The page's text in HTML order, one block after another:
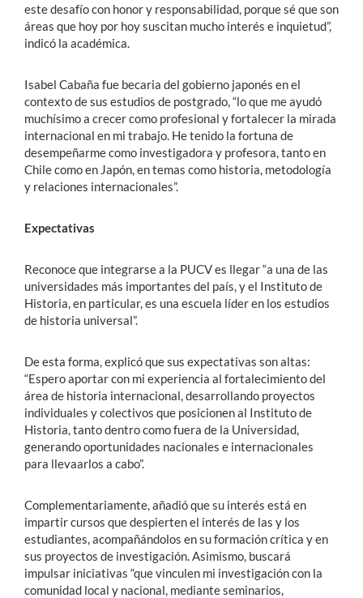
este desafío con honor y responsabilidad, porque sé que son
áreas que hoy por hoy suscitan mucho interés e inquietud”,
indicó la académica.
Isabel Cabaña fue becaria del gobierno japonés en el
contexto de sus estudios de postgrado, “lo que me ayudó
muchísimo a crecer como profesional y fortalecer la mirada
internacional en mi trabajo. He tenido la fortuna de
desempeñarme como investigadora y profesora, tanto en
Chile como en Japón, en temas como historia, metodología
y relaciones internacionales”.
Expectativas
Reconoce que integrarse a la PUCV es llegar “a una de las
universidades más importantes del país, y el Instituto de
Historia, en particular, es una escuela líder en los estudios
de historia universal”.
De esta forma, explicó que sus expectativas son altas:
“Espero aportar con mi experiencia al fortalecimiento del
área de historia internacional, desarrollando proyectos
individuales y colectivos que posicionen al Instituto de
Historia, tanto dentro como fuera de la Universidad,
generando oportunidades nacionales e internacionales
para llevaarlos a cabo”.
Complementariamente, añadió que su interés está en
impartir cursos que despierten el interés de las y los
estudiantes, acompañándolos en su formación crítica y en
sus proyectos de investigación. Asimismo, buscará
impulsar iniciativas “que vinculen mi investigación con la
comunidad local y nacional, mediante seminarios,